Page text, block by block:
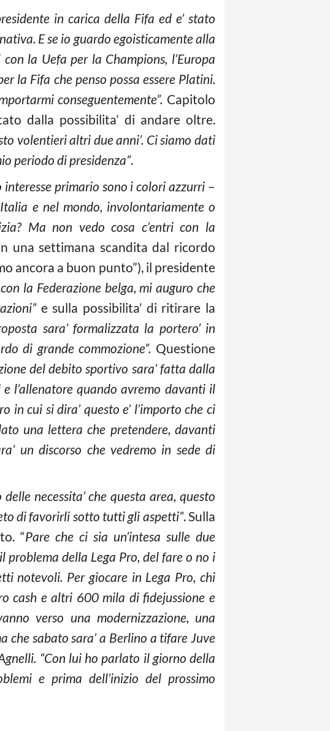
in carica della Fifa ed e’ stato
E se io guardo egoisticamente alla
la Uefa per la Champions, l’Europa
la Fifa che penso possa essere Platini.
conseguentemente”. Capitolo
dalla possibilita’ di andare oltre.
volentieri altri due anni’. Ci siamo dati
periodo di presidenza”.
interesse primario sono i colori azzurri –
e nel mondo, involontariamente o
Ma non vedo cosa c’entri con la
una settimana scandita dal ricordo
ancora a buon punto”), il presidente
la Federazione belga, mi auguro che
e sulla possibilita’ di ritirare la
sara’ formalizzata la portero’ in
di grande commozione”. Questione
del debito sportivo sara’ fatta dalla
l’allenatore quando avremo davanti il
in cui si dira’ questo e’ l’importo che ci
una lettera che pretendere, davanti
un discorso che vedremo in sede di
necessita’ che questa area, questo
di favorirli sotto tutti gli aspetti”. Sulla
“Pare che ci sia un’intesa sulle due
problema della Lega Pro, del fare o no i
notevoli. Per giocare in Lega Pro, chi
cash e altri 600 mila di fidejussione e
verso una modernizzazione, una
che sabato sara’ a Berlino a tifare Juve
“Con lui ho parlato il giorno della
e prima dell’inizio del prossimo